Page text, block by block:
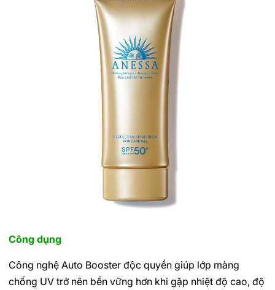
Công dụng
Công nghệ Auto Booster độc quyền giúp lớp màng
chống UV trở nên bền vững hơn khi gặp nhiệt độ cao, độ